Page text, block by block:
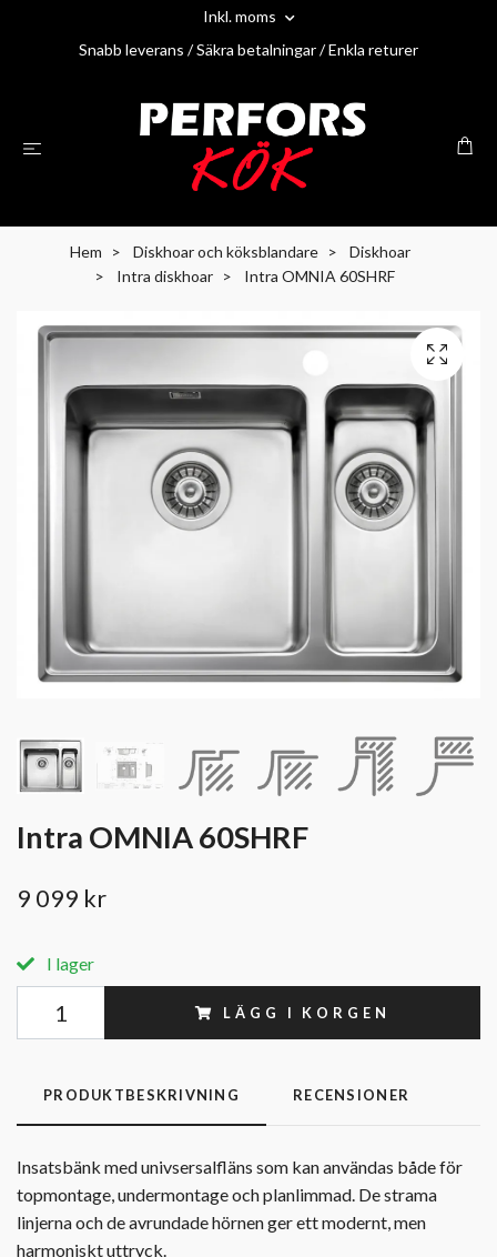
Inkl. moms
Snabb leverans / Säkra betalningar / Enkla returer
Hem Diskhoar och köksblandare
Diskhoar
Intra diskhoar
Intra OMNIA 60SHRF
Intra OMNIA 60SHRF
9 099 kr
I lager
LÄGG I KORGEN
PRODUKTBESKRIVNING RECENSIONER
Insatsbänk med univsersalfläns som kan användas både för
topmontage, undermontage och planlimmad. De strama
linjerna och de avrundade hörnen ger ett modernt, men
harmoniskt uttryck.